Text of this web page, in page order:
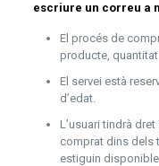
escriure un correu a
El procés de
producte,
El servei està
d’edat.
L’usuari tindrà
comprat dins dels
estiguin